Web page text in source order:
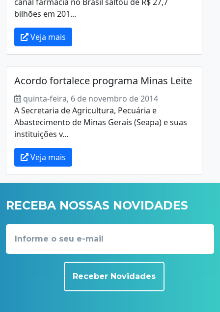
bilhões em 201...
Veja mais
Acordo fortalece programa Minas Leite
quinta-feira, 6 de novembro de 2014
A Secretaria de Agricultura, Pecuária e
Abastecimento de Minas Gerais (Seapa) e suas
instituições v...
Veja mais
RECEBA NOSSAS NOVIDADES
Receber Novidades